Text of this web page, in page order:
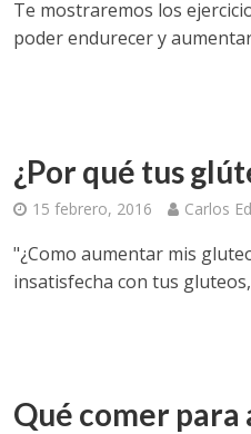
Te mostraremos los
poder endurecer y
¿Por qué tus
15 febrero, 2016 Carlos
"¿Como aumentar mis
insatisfecha con tus
Qué comer